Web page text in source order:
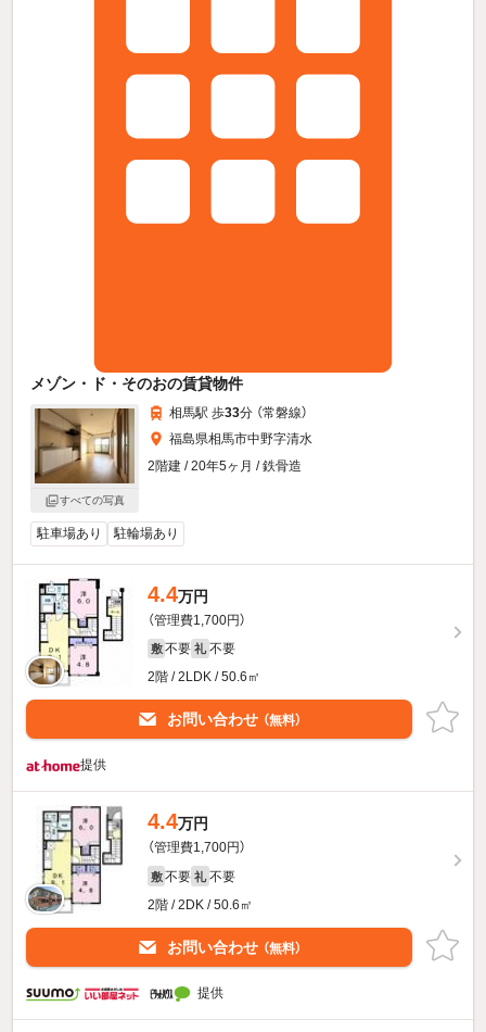
メゾン・ド・そのおの賃貸物件
すべての写真
相馬駅 歩33分 （常磐線）
福島県相馬市中野字清水
2階建 / 20年5ヶ月 / 鉄骨造
駐車場あり 駐輪場あり
4.4万円
（管理費1,700円）
敷 不要 礼 不要
2階 / 2LDK / 50.6㎡
お問い合わせ （無料）
提供
4.4万円
（管理費1,700円）
敷 不要 礼 不要
2階 / 2DK / 50.6㎡
お問い合わせ （無料）
提供